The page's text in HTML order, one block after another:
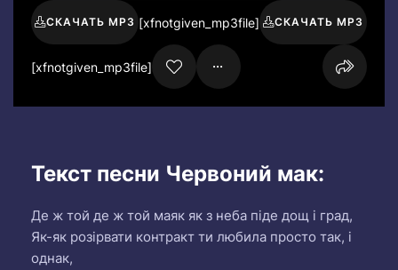
СКАЧАТЬ MP3 [xfnotgiven_mp3file] СКАЧАТЬ MP3
[xfnotgiven_mp3file]
Текст песни Червоний мак:
Де ж той де ж той маяк як з неба піде дощ і град,
Як-як розірвати контракт ти любила просто так, і
однак,